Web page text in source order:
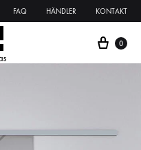
FAQ HÄNDLER KONTAKT
0